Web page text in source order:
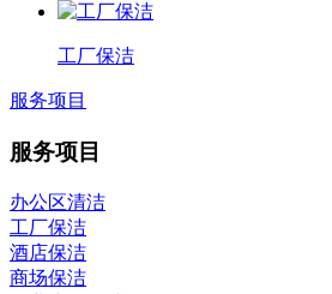
工厂保洁
服务项目
服务项目
办公区清洁
工厂保洁
酒店保洁
商场保洁